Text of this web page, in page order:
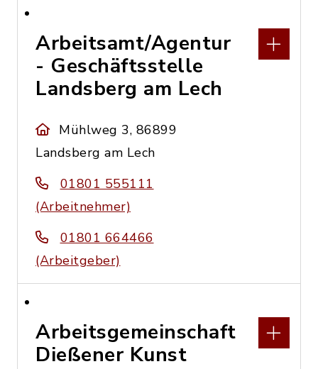
Arbeitsamt/Agentur
- Geschäftsstelle
Landsberg am Lech
Mühlweg 3, 86899
Landsberg am Lech
01801 555111
(Arbeitnehmer)
01801 664466
(Arbeitgeber)
Arbeitsgemeinschaft
Dießener Kunst